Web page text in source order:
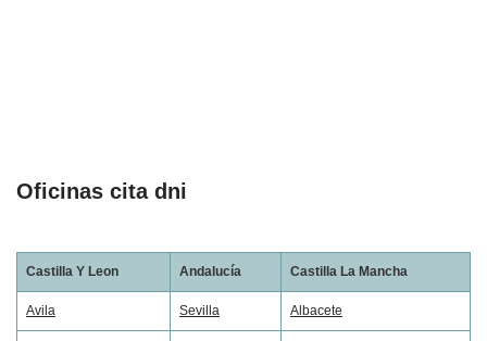
Oficinas cita dni
Castilla Y Leon Andalucía Castilla La Mancha
Avila Sevilla Albacete